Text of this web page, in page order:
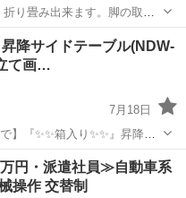
り畳み出来ます。脚の取付
。 サイズ；W45.5㎝×45.5㎝
タイル
昇降サイドテーブル(NDW-
み立て画…
7月18日
】『✨✨箱入り✨✨』昇降サ
ーブルです。昇降式なので
ル LBR
円・派遣社員≫自動車系
操作 交替制